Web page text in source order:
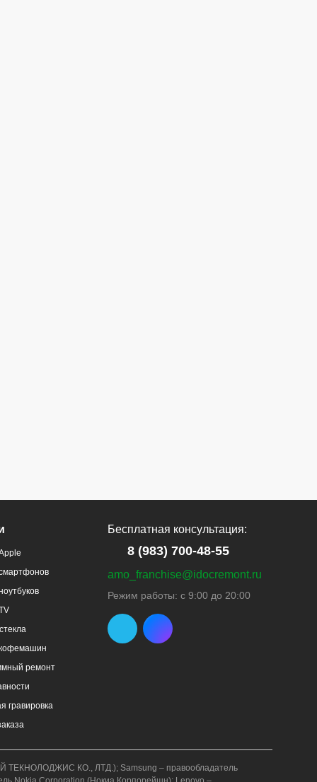
ремонт
гравировка
Бесплатная консультация:
8 (983) 700-48-55
amo_franchise@idocremont.ru
Режим работы: с 9:00 до 20:00
ТЕКНОЛОДЖИС КО., ЛТД.); Samsung – правообладатель